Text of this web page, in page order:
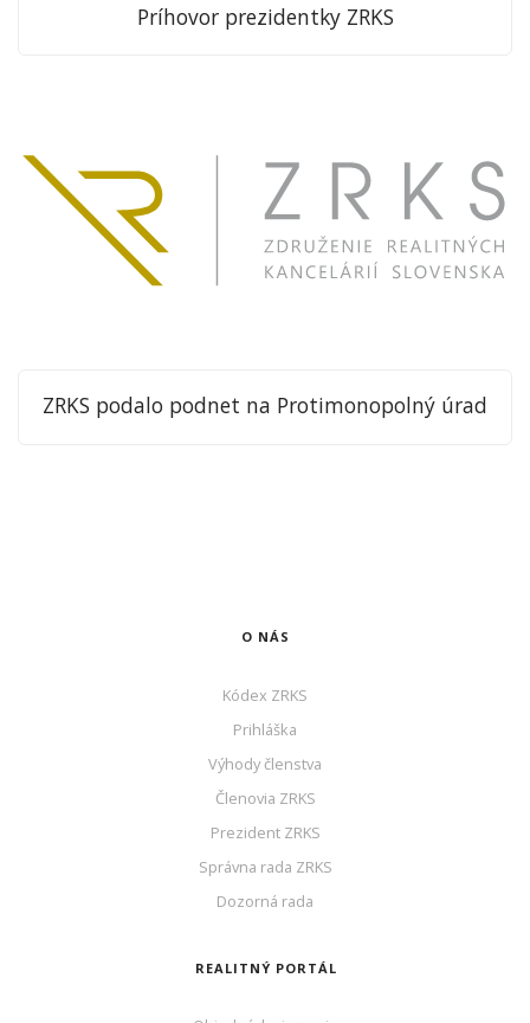
Príhovor prezidentky ZRKS
ZRKS podalo podnet na Protimonopolný úrad
O NÁS
Kódex ZRKS
Prihláška
Výhody členstva
Členovia ZRKS
Prezident ZRKS
Správna rada ZRKS
Dozorná rada
REALITNÝ PORTÁL